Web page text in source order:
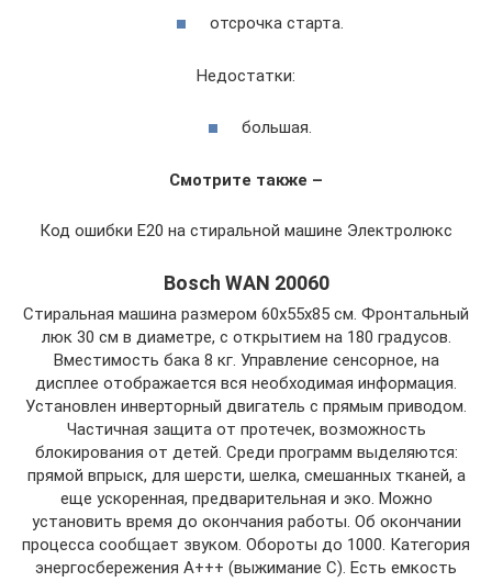
отсрочка старта.
Недостатки:
большая.
Смотрите также –
Код ошибки E20 на стиральной машине Электролюкс
Bosch WAN 20060
Стиральная машина размером 60х55х85 см. Фронтальный
люк 30 см в диаметре, с открытием на 180 градусов.
Вместимость бака 8 кг. Управление сенсорное, на
дисплее отображается вся необходимая информация.
Установлен инверторный двигатель с прямым приводом.
Частичная защита от протечек, возможность
блокирования от детей. Среди программ выделяются:
прямой впрыск, для шерсти, шелка, смешанных тканей, а
еще ускоренная, предварительная и эко. Можно
установить время до окончания работы. Об окончании
процесса сообщает звуком. Обороты до 1000. Категория
энергосбережения А+++ (выжимание С). Есть емкость